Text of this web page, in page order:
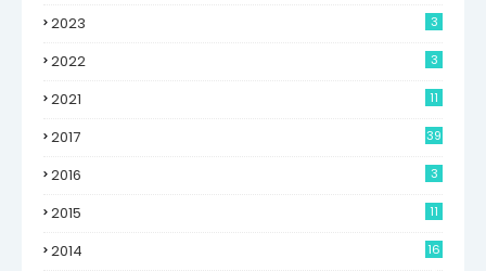
2023 3
2022 3
2021 11
2017 39
2016 3
2015 11
2014
16